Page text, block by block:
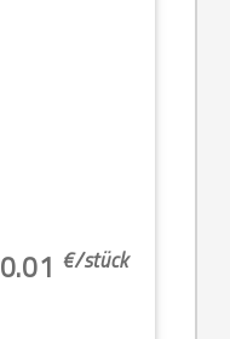
0.01 €/stück